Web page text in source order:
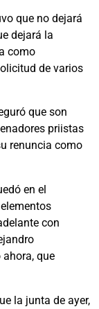
que no dejará
dejará la
como
de varios
que son
priistas
renuncia como
en el
con
ahora, que
la junta de ayer,